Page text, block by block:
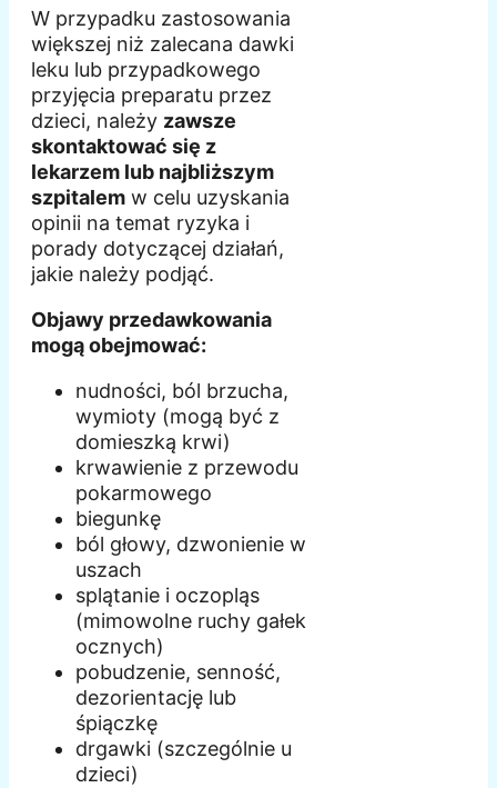
W przypadku zastosowania
większej niż zalecana dawki
leku lub przypadkowego
przyjęcia preparatu przez
dzieci, należy zawsze
skontaktować się z
lekarzem lub najbliższym
szpitalem w celu uzyskania
opinii na temat ryzyka i
porady dotyczącej działań,
jakie należy podjąć.
Objawy przedawkowania
mogą obejmować:
nudności, ból brzucha,
wymioty (mogą być z
domieszką krwi)
krwawienie z przewodu
pokarmowego
biegunkę
ból głowy, dzwonienie w
uszach
splątanie i oczopląs
(mimowolne ruchy gałek
ocznych)
pobudzenie, senność,
dezorientację lub
śpiączkę
drgawki (szczególnie u
dzieci)